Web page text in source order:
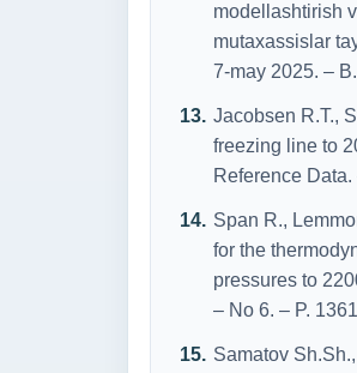
modellashtirish
mutaxassislar
7-may 2025. –
Jacobsen R.T.,
freezing line to
Reference
Span R.,
for the
pressures to
– No 6. – P.
Samatov